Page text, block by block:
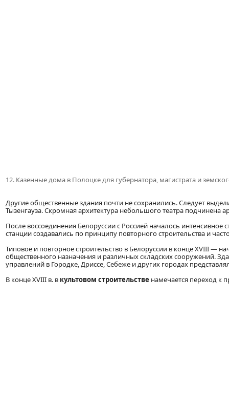
12. Казенные дома в Полоцке для губернатора, магистрата и
Другие общественные здания почти не сохранились. Следует
Тызенгауза. Скромная архитектура небольшого театра подчинена
После воссоединения Белоруссии с Россией началось
станции создавались по принципу повторного строительства и
Типовое и повторное строительство в Белоруссии в конце XVIII —
общественного назначения и различных складских сооружений.
управлений в Городке, Дриссе, Себеже и других городах
В конце XVIII в. в культовом строительстве намечается переход к